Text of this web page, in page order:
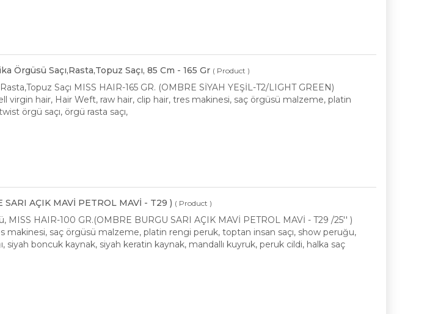
Örgüsü Saçı,Rasta,Topuz Saçı, 85 Cm - 165 Gr ( Product )
Saçı MISS HAIR-165 GR. (OMBRE SİYAH YEŞİL-T2/LIGHT GREEN)
virgin hair, Hair Weft, raw hair, clip hair, tres makinesi, saç örgüsü malzeme, platin
örgü saçı, örgü rasta saçı,
AÇIK MAVİ PETROL MAVİ - T29 ) ( Product )
MISS HAIR-100 GR.(OMBRE BURGU SARI AÇIK MAVİ PETROL MAVİ - T29 /25'' )
makinesi, saç örgüsü malzeme, platin rengi peruk, toptan insan saçı, show peruğu,
siyah boncuk kaynak, siyah keratin kaynak, mandallı kuyruk, peruk cildi, halka saç